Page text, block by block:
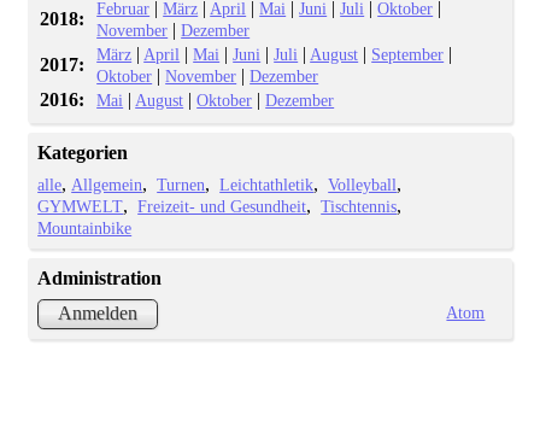
2018: Februar |März | April |Mai |Juni |Juli |Oktober |
November |Dezember
2017: März | April |Mai |Juni |Juli | August | September |
Oktober |November |Dezember
2016: Mai | August |Oktober |Dezember
Kategorien
alle Allgemein Turnen Leichtathletik
Volleyball
GYMWELT
Freizeit- und Gesundheit
Tischtennis
Mountainbike
Administration
Anmelden
Atom